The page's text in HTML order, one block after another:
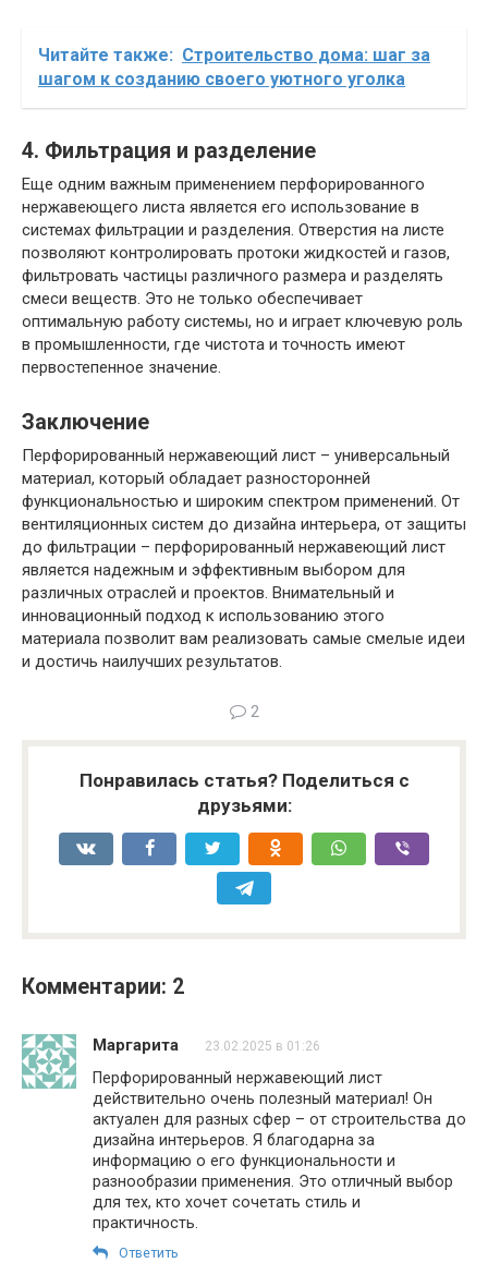
Читайте также: Строительство дома: шаг за
шагом к созданию своего уютного уголка
4. Фильтрация и разделение
Еще одним важным применением перфорированного
нержавеющего листа является его использование в
системах фильтрации и разделения. Отверстия на листе
позволяют контролировать протоки жидкостей и газов,
фильтровать частицы различного размера и разделять
смеси веществ. Это не только обеспечивает
оптимальную работу системы, но и играет ключевую роль
в промышленности, где чистота и точность имеют
первостепенное значение.
Заключение
Перфорированный нержавеющий лист – универсальный
материал, который обладает разносторонней
функциональностью и широким спектром применений. От
вентиляционных систем до дизайна интерьера, от защиты
до фильтрации – перфорированный нержавеющий лист
является надежным и эффективным выбором для
различных отраслей и проектов. Внимательный и
инновационный подход к использованию этого
материала позволит вам реализовать самые смелые идеи
и достичь наилучших результатов.
2
Понравилась статья? Поделиться с
друзьями:
Комментарии: 2
Маргарита 23.02.2025 в 01:26
Перфорированный нержавеющий лист
действительно очень полезный материал! Он
актуален для разных сфер – от строительства до
дизайна интерьеров. Я благодарна за
информацию о его функциональности и
разнообразии применения. Это отличный выбор
для тех, кто хочет сочетать стиль и
практичность.
Ответить